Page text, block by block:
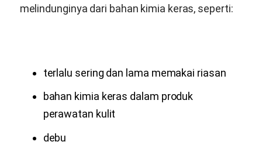
melindunginya dari bahan kimia keras, seperti:
terlalu sering dan lama memakai riasan
bahan kimia keras dalam produk
perawatan kulit
debu